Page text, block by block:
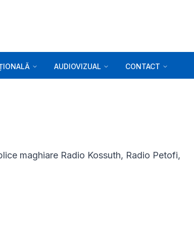
AUDIOVIZUAL CONTACT
maghiare Radio Kossuth, Radio Petofi,